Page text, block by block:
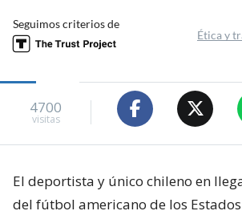
Seguimos criterios de
Ética y
4700
visitas
El deportista y único chileno en
del fútbol americano de los